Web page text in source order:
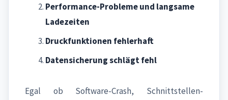
Performance-Probleme und langsame
Ladezeiten
Druckfunktionen fehlerhaft
Datensicherung schlägt fehl
Egal ob Software-Crash, Schnittstellen-